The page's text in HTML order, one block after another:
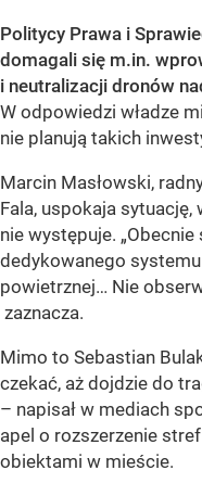
Politycy Prawa i
domagali się m.in.
i neutralizacji dronów
W odpowiedzi władze
nie planują takich
Marcin Masłowski,
Fala, uspokaja
nie występuje.
dedykowanego
powietrznej… Nie
zaznacza.
Mimo to Sebastian
czekać, aż dojdzie do
– napisał w mediach
apel o rozszerzenie
obiektami w mieście.